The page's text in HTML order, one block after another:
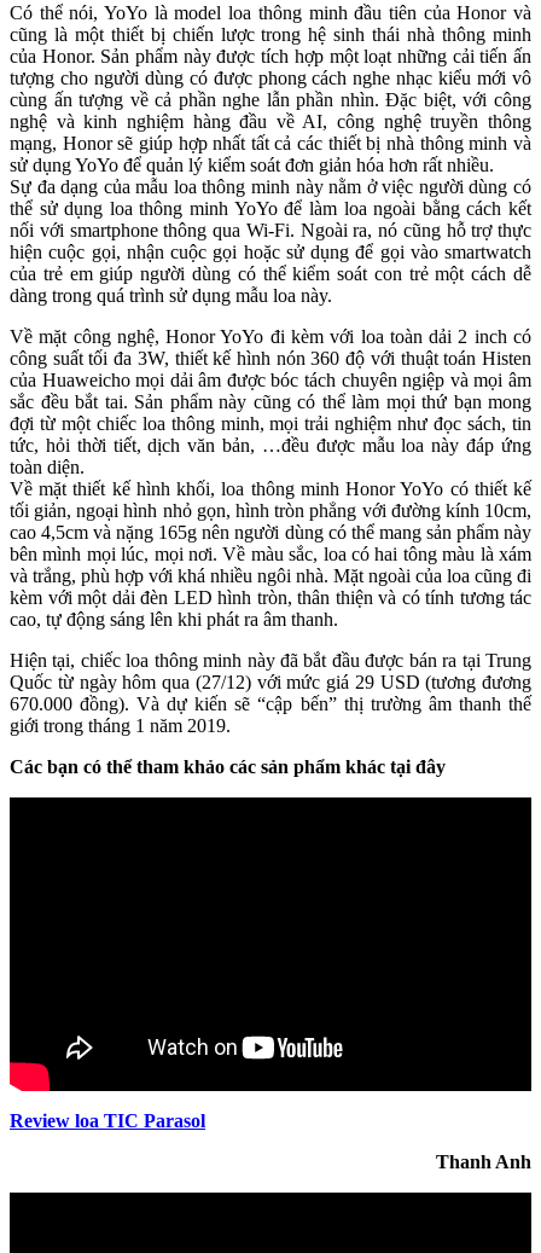
Có thể nói, YoYo là model loa thông minh đầu tiên của Honor và
cũng là một thiết bị chiến lược trong hệ sinh thái nhà thông minh
của Honor. Sản phẩm này được tích hợp một loạt những cải tiến ấn
tượng cho người dùng có được phong cách nghe nhạc kiểu mới vô
cùng ấn tượng về cả phần nghe lẫn phần nhìn. Đặc biệt, với công
nghệ và kinh nghiệm hàng đầu về AI, công nghệ truyền thông
mạng, Honor sẽ giúp hợp nhất tất cả các thiết bị nhà thông minh và
sử dụng YoYo để quản lý kiểm soát đơn giản hóa hơn rất nhiều.
Sự đa dạng của mẫu loa thông minh này nằm ở việc người dùng có
thể sử dụng loa thông minh YoYo để làm loa ngoài bằng cách kết
nối với smartphone thông qua Wi-Fi. Ngoài ra, nó cũng hỗ trợ thực
hiện cuộc gọi, nhận cuộc gọi hoặc sử dụng để gọi vào smartwatch
của trẻ em giúp người dùng có thể kiểm soát con trẻ một cách dễ
dàng trong quá trình sử dụng mẫu loa này.
Về mặt công nghệ, Honor YoYo đi kèm với loa toàn dải 2 inch có
công suất tối đa 3W, thiết kế hình nón 360 độ với thuật toán Histen
của Huaweicho mọi dải âm được bóc tách chuyên ngiệp và mọi âm
sắc đều bắt tai. Sản phẩm này cũng có thể làm mọi thứ bạn mong
đợi từ một chiếc loa thông minh, mọi trải nghiệm như đọc sách, tin
tức, hỏi thời tiết, dịch văn bản, …đều được mẫu loa này đáp ứng
toàn diện.
Về mặt thiết kế hình khối, loa thông minh Honor YoYo có thiết kế
tối giản, ngoại hình nhỏ gọn, hình tròn phẳng với đường kính 10cm,
cao 4,5cm và nặng 165g nên người dùng có thể mang sản phẩm này
bên mình mọi lúc, mọi nơi. Về màu sắc, loa có hai tông màu là xám
và trắng, phù hợp với khá nhiều ngôi nhà. Mặt ngoài của loa cũng đi
kèm với một dải đèn LED hình tròn, thân thiện và có tính tương tác
cao, tự động sáng lên khi phát ra âm thanh.
Hiện tại, chiếc loa thông minh này đã bắt đầu được bán ra tại Trung
Quốc từ ngày hôm qua (27/12) với mức giá 29 USD (tương đương
670.000 đồng). Và dự kiến sẽ “cập bến” thị trường âm thanh thế
giới trong tháng 1 năm 2019.
Các bạn có thể tham khảo các sản phẩm khác tại đây
Review loa TIC Parasol
Thanh Anh